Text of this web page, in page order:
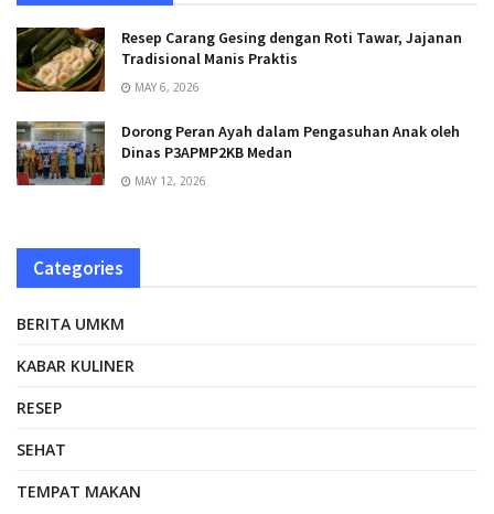
Resep Carang Gesing dengan Roti Tawar, Jajanan
Tradisional Manis Praktis
MAY 6, 2026
Dorong Peran Ayah dalam Pengasuhan Anak oleh
Dinas P3APMP2KB Medan
MAY 12, 2026
Categories
BERITA UMKM
KABAR KULINER
RESEP
SEHAT
TEMPAT MAKAN